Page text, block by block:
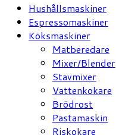
Hushållsmaskiner
Espressomaskiner
Köksmaskiner
Matberedare
Mixer/Blender
Stavmixer
Vattenkokare
Brödrost
Pastamaskin
Riskokare